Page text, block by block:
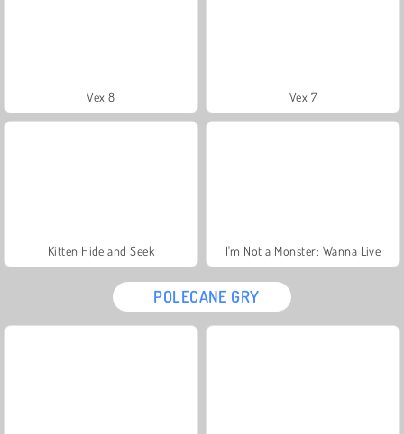
Vex 8 Vex 7
Kitten Hide and Seek I'm Not a Monster: Wanna Live
POLECANE GRY